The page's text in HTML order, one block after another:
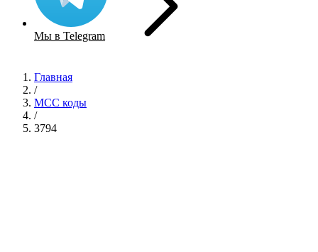
Мы в Telegram
Главная
/
MCC коды
/
3794